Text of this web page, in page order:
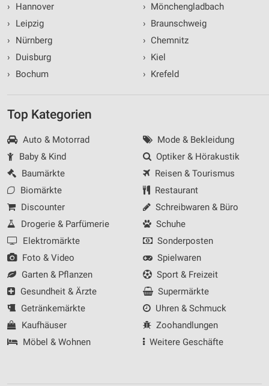
›
Hannover
›
Leipzig
›
Nürnberg
›
Duisburg
›
Bochum
› Mönchengladbach
› Braunschweig
› Chemnitz
› Kiel
› Krefeld
Top Kategorien
Auto & Motorrad
Baby & Kind
Baumärkte
Biomärkte
Discounter
Drogerie & Parfümerie
Elektromärkte
Foto & Video
Garten & Pflanzen
Gesundheit & Ärzte
Getränkemärkte
Kaufhäuser
Möbel & Wohnen
Mode & Bekleidung
Optiker & Hörakustik
Reisen & Tourismus
Restaurant
Schreibwaren & Büro
Schuhe
Sonderposten
Spielwaren
Sport & Freizeit
Supermärkte
Uhren & Schmuck
Zoohandlungen
Weitere Geschäfte